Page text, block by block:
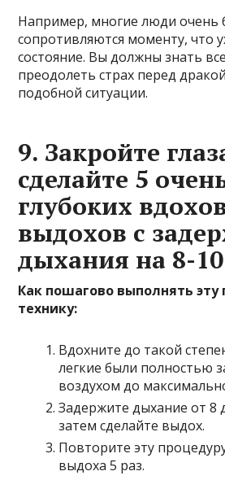
Например, многие люди очень
сопротивляются моменту, что
состояние. Вы должны знать
преодолеть страх перед
подобной ситуации.
9. Закройте
сделайте 5
глубоких
выдохов с
дыхания на 8-
Как пошагово выполнять эту
технику:
Вдохните до такой
легкие были полностью
воздухом до
Задержите дыхание от 8
затем сделайте выдох.
Повторите эту
выдоха 5 раз.